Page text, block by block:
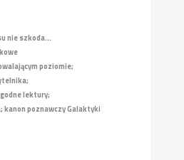
nie szkoda...
poziomie;
lektury;
poznawczy Galaktyki